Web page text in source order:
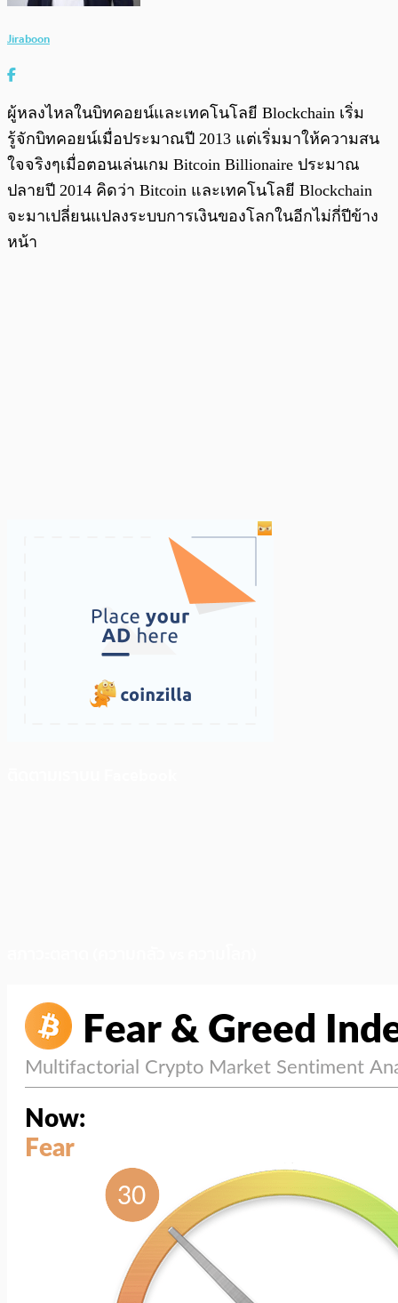
Jiraboon
ผู้หลงไหลในบิทคอยน์และเทคโนโลยี Blockchain เริ่ม
รู้จักบิทคอยน์เมื่อประมาณปี 2013 แต่เริ่มมาให้ความสน
ใจจริงๆเมื่อตอนเล่นเกม Bitcoin Billionaire ประมาณ
ปลายปี 2014 คิดว่า Bitcoin และเทคโนโลยี Blockchain
จะมาเปลี่ยนแปลงระบบการเงินของโลกในอีกไม่กี่ปีข้าง
หน้า